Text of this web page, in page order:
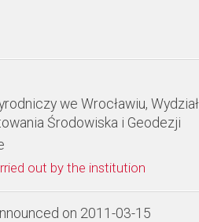
we Wrocławiu, Wydział
Środowiska i Geodezji
out by the institution
on 2011-03-15